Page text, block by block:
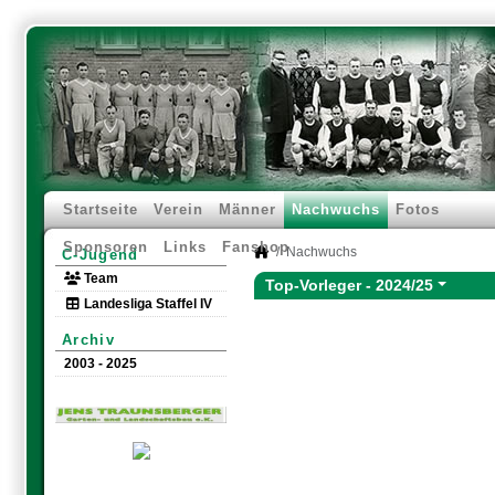
Startseite Verein Männer Nachwuchs Fotos
Sponsoren Links Fanshop
C-Jugend
Team
Landesliga Staffel IV
Archiv
2003 - 2025
Nachwuchs
Top-Vorleger - 2024/25